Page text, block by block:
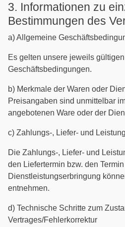
3. Informationen zu
Bestimmungen des
a) Allgemeine
Es gelten unsere jeweils
Geschäftsbedingungen.
b) Merkmale der Waren oder
Preisangaben sind unmittelbar
angebotenen Ware oder der
c) Zahlungs-, Liefer- und
Die Zahlungs-, Liefer- und
den Liefertermin bzw. den
Dienstleistungserbringung
entnehmen.
d) Technische Schritte zum
Vertrages/Fehlerkorrektur